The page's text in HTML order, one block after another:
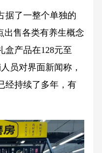
据了一整个单独的
出售各类有养生概念
盒产品在128元至
员对界面新闻称，
经持续了多年，有